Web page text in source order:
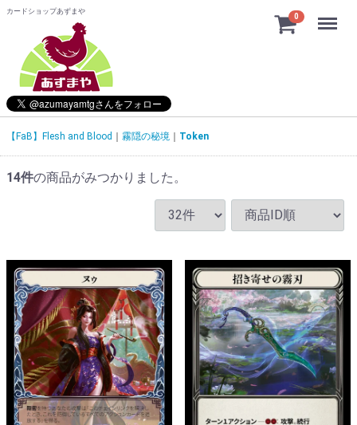
カードショップあずまや
0 Menu
【FaB】Flesh and Blood 霧隠の秘境 Token
14件の商品がみつかりました。